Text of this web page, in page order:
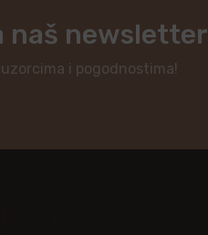
naš newsletter
i pogodnostima!